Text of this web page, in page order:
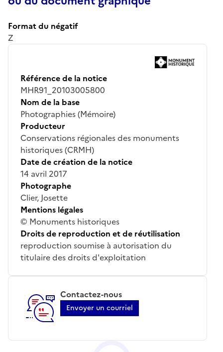
Format du négatif
Z
Référence de la notice
MHR91_20103005800
Nom de la base
Photographies (Mémoire)
Producteur
Conservations régionales des monuments
historiques (CRMH)
Date de création de la notice
14 avril 2017
Photographe
Clier, Josette
Mentions légales
© Monuments historiques
Droits de reproduction et de réutilisation
reproduction soumise à autorisation du
titulaire des droits d'exploitation
Contactez-nous
Envoyer un courriel